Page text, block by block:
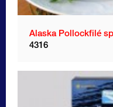
Alaska Pollockfilé
4316